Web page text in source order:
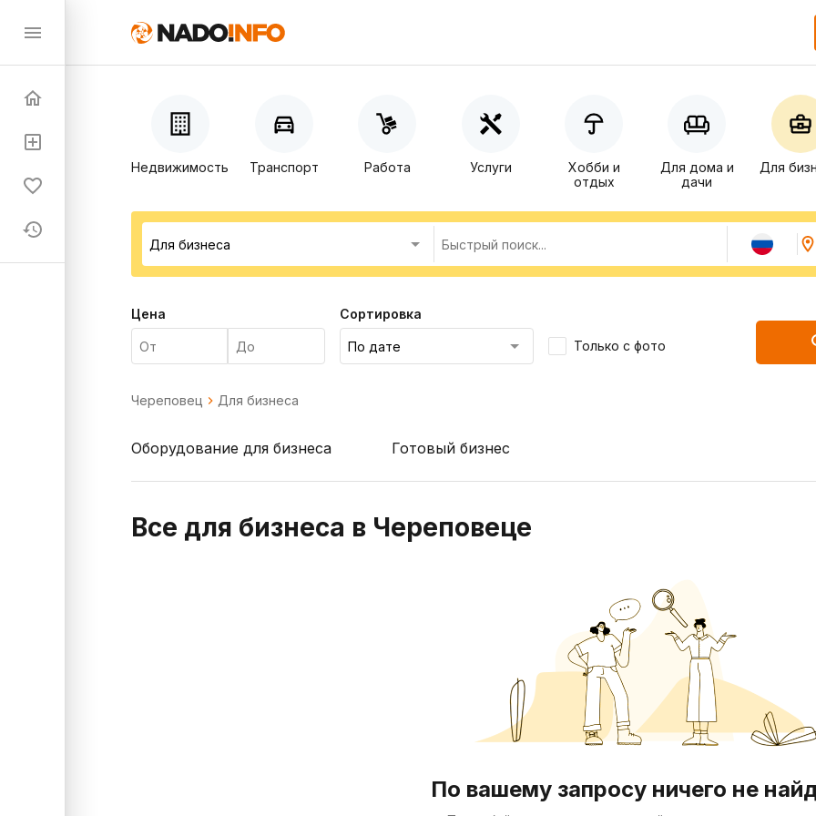
Недвижимость Транспорт Работа Услуги
Хобби и
отдых
Для дома и
дачи
Для
Цена Сортировка
Только с фото
Череповец Для бизнеса
Оборудование для бизнеса Готовый бизнес
Все для бизнеса в Череповеце
По вашему запросу ничего не